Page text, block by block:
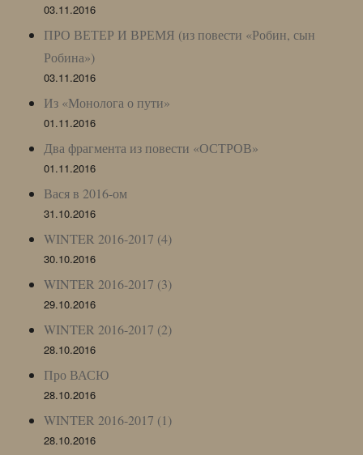
03.11.2016
ПРО ВЕТЕР И ВРЕМЯ (из повести «Робин, сын
Робина»)
03.11.2016
Из «Монолога о пути»
01.11.2016
Два фрагмента из повести «ОСТРОВ»
01.11.2016
Вася в 2016-ом
31.10.2016
WINTER 2016-2017 (4)
30.10.2016
WINTER 2016-2017 (3)
29.10.2016
WINTER 2016-2017 (2)
28.10.2016
Про ВАСЮ
28.10.2016
WINTER 2016-2017 (1)
28.10.2016